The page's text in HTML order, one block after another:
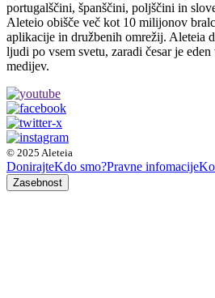
portugalščini, španščini, poljščini in
Aleteio obišče več kot 10 milijonov
aplikacije in družbenih omrežij. Aleteia
ljudi po vsem svetu, zaradi česar je
medijev.
© 2025 Aleteia
DonirajteKdo smo?Pravne infomacije
Zasebnost